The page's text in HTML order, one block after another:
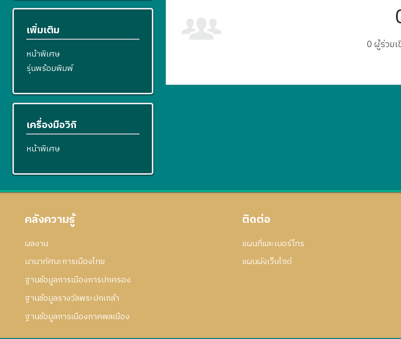
0 ผู้ร่วม
เพิ่มเติม
หน้าพิเศษ
รุ่นพร้อมพิมพ์
เครื่องมือวิกิ
หน้าพิเศษ
คลังความรู้
ผลงาน
นานาทัศนะการเมืองไทย
ฐานข้อมูลการเมืองการปกครอง
ฐานข้อมูลรางวัลพระปกเกล้า
ฐานข้อมูลการเมืองภาคพลเมือง
ติดต่อ
แผนที่และเบอร์โทร
แผนผังเว็บไซด์